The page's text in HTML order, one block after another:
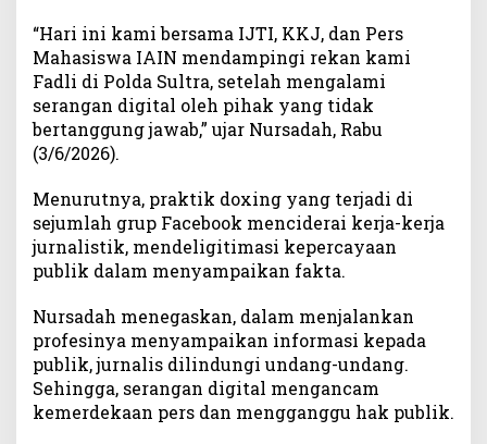
d
a
S
u
t
“Hari ini kami bersama IJTI, KKJ, dan Pers
Mahasiswa IAIN mendampingi rekan kami
Fadli di Polda Sultra, setelah mengalami
serangan digital oleh pihak yang tidak
bertanggung jawab,” ujar Nursadah, Rabu
(3/6/2026).
Menurutnya, praktik doxing yang terjadi di
sejumlah grup Facebook menciderai kerja-kerja
jurnalistik, mendeligitimasi kepercayaan
publik dalam menyampaikan fakta.
Nursadah menegaskan, dalam menjalankan
profesinya menyampaikan informasi kepada
publik, jurnalis dilindungi undang-undang.
Sehingga, serangan digital mengancam
kemerdekaan pers dan mengganggu hak publik.